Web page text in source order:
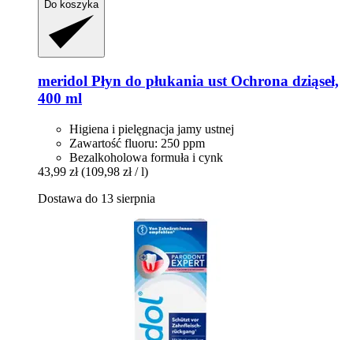
Do koszyka
meridol Płyn do płukania ust Ochrona dziąseł,
400 ml
Higiena i pielęgnacja jamy ustnej
Zawartość fluoru: 250 ppm
Bezalkoholowa formuła i cynk
43,99 zł (109,98 zł / l)
Dostawa do 13 sierpnia